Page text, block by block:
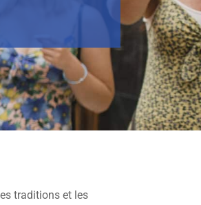
traditions et les